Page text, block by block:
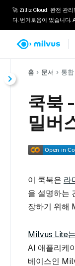
🚀 Zilliz Cloud: 완전 관
다. 번거로움이 없습니다.
홈 문서 통합
쿡북
밀버
이 쿡북은 라
을 설명하는
장하기 위해
Milvus Lite는
AI 애플리케
베이스인